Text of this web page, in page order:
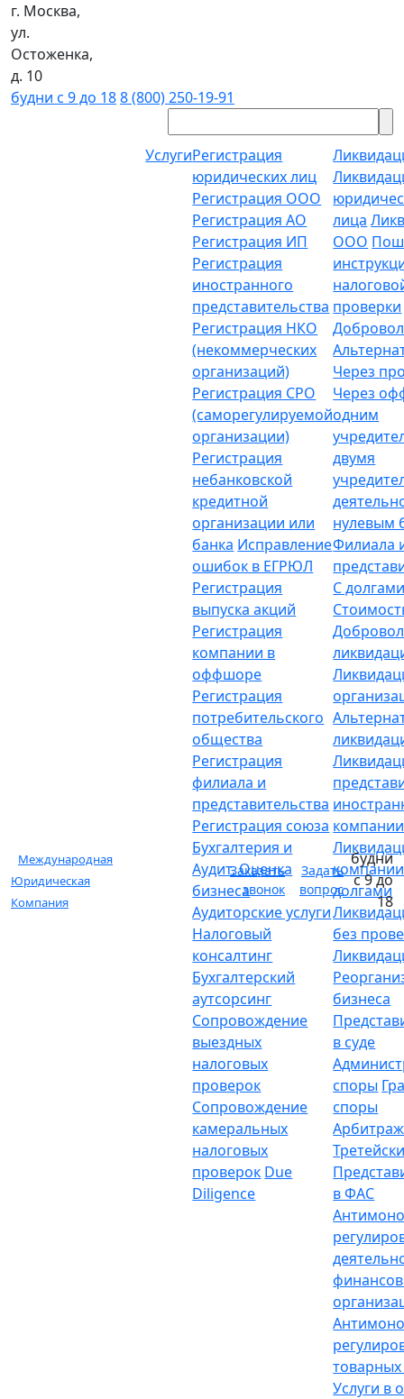
г. Москва,
ул.
Остоженка,
д. 10
будни с 9 до 188 (800) 250-19-91
Международная
Юридическая
Компания
УслугиРегистрация
юридических лиц
Регистрация ООО
Регистрация АО
Регистрация ИП
Регистрация
иностранного
представительства
Регистрация НКО
(некоммерческих
организаций)
Регистрация СРО
(саморегулируемой
организации)
Регистрация
небанковской
кредитной
организации или
банка Исправление
ошибок в ЕГРЮЛ
Регистрация
выпуска акций
Регистрация
компании в
оффшоре
Регистрация
потребительского
общества
Регистрация
филиала и
представительства
Регистрация союза
Бухгалтерия и
Аудит. Оценка
бизнеса
Аудиторские услуги
Налоговый
консалтинг
Бухгалтерский
аутсорсинг
Сопровождение
выездных
налоговых
проверок
Сопровождение
камеральных
налоговых
проверок Due
Diligence
лица
ООО
проверки
Через
Через
одним
двумя
нулевым
Филиала
С
компании
долгами
без
бизнеса
в суде
споры
споры
в ФАС
Услуги в
Заказать
звонок
Задать
вопрос
будни
с 9 до
18